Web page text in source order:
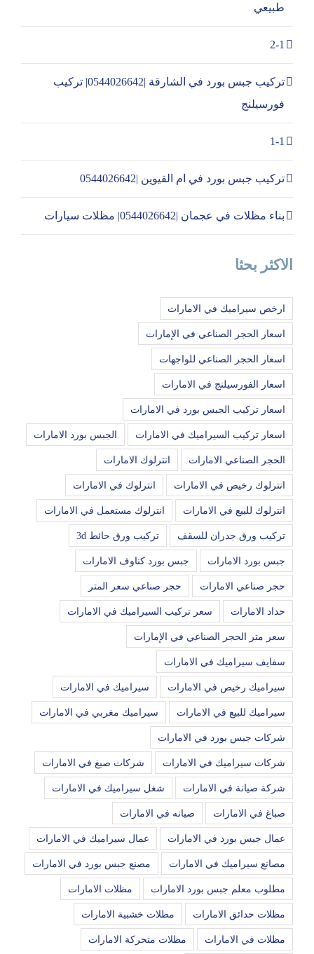
طبيعي
2-1
تركيب جبس بورد في الشارقة |0544026642| تركيب
فورسيلنج
1-1
تركيب جبس بورد في ام القيوين |0544026642
بناء مظلات في عجمان |0544026642| مظلات سيارات
الاكثر بحثا
ارخص سيراميك في الامارات
اسعار الحجر الصناعي في الإمارات
اسعار الحجر الصناعي للواجهات
اسعار الفورسيلنج في الامارات
اسعار تركيب الجبس بورد في الامارات
اسعار تركيب السيراميك في الامارات الجبس بورد الامارات
الحجر الصناعي الامارات انترلوك الامارات
انترلوك رخيص في الامارات انترلوك في الامارات
انترلوك للبيع في الامارات انترلوك مستعمل في الامارات
تركيب ورق جدران للسقف تركيب ورق حائط 3d
جبس بورد الامارات جبس بورد كناوف الامارات
حجر صناعي الامارات حجر صناعي سعر المتر
حداد الامارات سعر تركيب السيراميك في الامارات
سعر متر الحجر الصناعي في الإمارات
سفايف سيراميك في الامارات
سيراميك رخيص في الامارات سيراميك في الامارات
سيراميك للبيع في الامارات سيراميك مغربي في الامارات
شركات جبس بورد في الامارات
شركات سيراميك في الامارات شركات صبغ في الامارات
شركة صيانة في الامارات شغل سيراميك في الامارات
صباغ في الامارات صيانه في الامارات
عمال جبس بورد في الامارات عمال سيراميك في الامارات
مصانع سيراميك في الامارات مصنع جبس بورد في الامارات
مطلوب معلم جبس بورد الامارات مظلات الامارات
مظلات حدائق الامارات مظلات خشبية الامارات
مظلات في الامارات مظلات متحركة الامارات